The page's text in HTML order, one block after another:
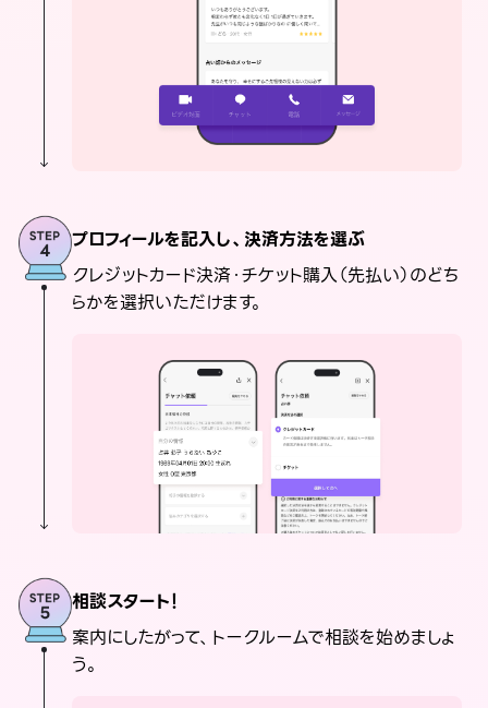
プロフィールを記入し、決済方法を選ぶ
クレジットカード決済・チケット購入（先払い）のどち
らかを選択いただけます。
相談スタート！
案内にしたがって、トークルームで相談を始めましょ
う。